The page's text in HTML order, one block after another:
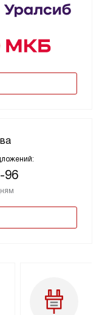
96